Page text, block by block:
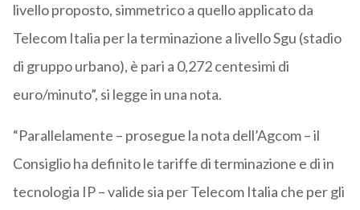
livello proposto, simmetrico a quello applicato da
Telecom Italia per la terminazione a livello Sgu (stadio
di gruppo urbano), è pari a 0,272 centesimi di
euro/minuto”, si legge in una nota.
“Parallelamente – prosegue la nota dell’Agcom – il
Consiglio ha definito le tariffe di terminazione e di in
tecnologia IP – valide sia per Telecom Italia che per gli